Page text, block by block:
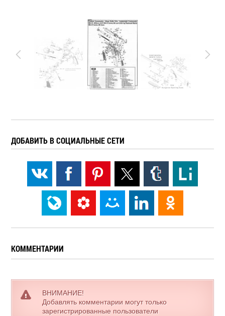
ДОБАВИТЬ В СОЦИАЛЬНЫЕ СЕТИ
КОММЕНТАРИИ
ВНИМАНИЕ!
Добавлять комментарии могут только
зарегистрированные пользователи